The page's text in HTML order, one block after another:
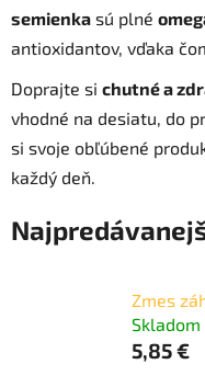
semienka sú plné
antioxidantov, vďaka
Doprajte si chutné a
vhodné na desiatu, do
si svoje obľúbené
každý deň.
Zmes
Skladom
5,85 €